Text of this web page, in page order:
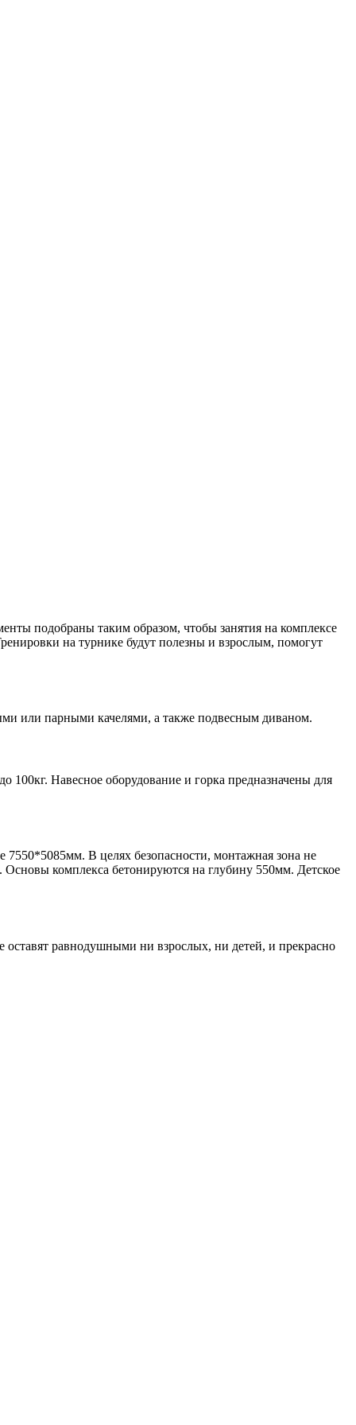
подобраны таким образом, чтобы занятия на комплексе
на турнике будут полезны и взрослым, помогут
или парными качелями, а также подвесным диваном.
Навесное оборудование и горка предназначены для
7550*5085мм. В целях безопасности, монтажная зона не
комплекса бетонируются на глубину 550мм. Детское
равнодушными ни взрослых, ни детей, и прекрасно